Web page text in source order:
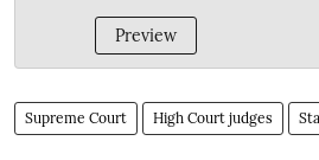
Preview
Supreme Court High Court judges